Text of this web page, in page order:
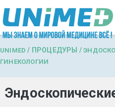
Перейти к основному
UNIMED / ПРОЦЕДУРЫ /
ГИНЕКОЛОГИИ